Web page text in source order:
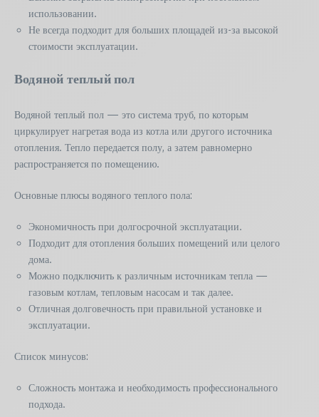
использовании.
Не всегда подходит для больших площадей из-за высокой
стоимости эксплуатации.
Водяной теплый пол
Водяной теплый пол — это система труб, по которым
циркулирует нагретая вода из котла или другого источника
отопления. Тепло передается полу, а затем равномерно
распространяется по помещению.
Основные плюсы водяного теплого пола:
Экономичность при долгосрочной эксплуатации.
Подходит для отопления больших помещений или целого
дома.
Можно подключить к различным источникам тепла —
газовым котлам, тепловым насосам и так далее.
Отличная долговечность при правильной установке и
эксплуатации.
Список минусов:
Сложность монтажа и необходимость профессионального
подхода.